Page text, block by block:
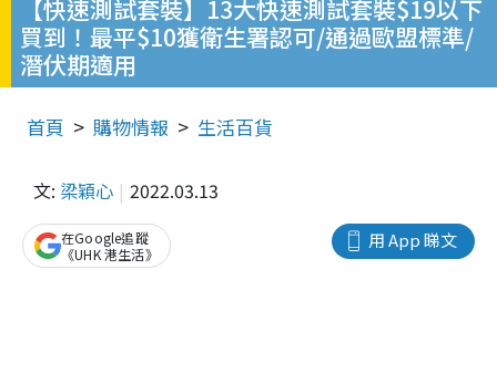
【快速測試套裝】13大快速測試套裝$19以下
買到！最平$10獲衛生署認可/通過歐盟標準/
潛伏期適用
首頁 購物情報 生活百貨
文: 梁穎心 2022.03.13
用 App 睇文
在Google追蹤
《UHK 港生活》